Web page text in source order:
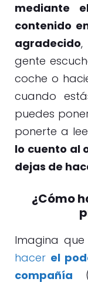
mediante
contenido
agradecido,
gente
coche o
cuando
puedes
ponerte a
lo cuento al
dejas de
¿Cómo
Imagina
hacer el
compañía